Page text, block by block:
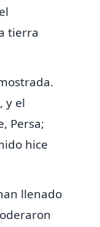
tierra
y el
Persa;
hice
llenado